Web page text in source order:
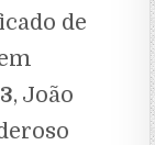
de
, João